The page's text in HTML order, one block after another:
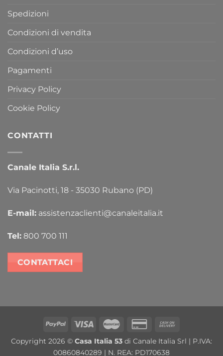
Spedizioni
Condizioni di vendita
Condizioni d’uso
Pagamenti
Privacy Policy
Cookie Policy
CONTATTI
Canale Italia S.r.l.
Via Pacinotti, 18 - 35030 Rubano (PD)
E-mail: assistenzaclienti@canaleitalia.it
Tel: 800 700 111
CONTATTACI
PayPal Visa MasterCardCredit
2
Delivery
Copyright 2026 © Casa Italia 53 di Canale Italia Srl | P.IVA:
00860840289 | N. REA: PD170638